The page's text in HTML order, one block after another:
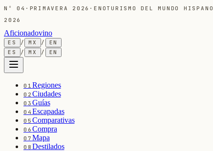
Nº04 · PRIMAVERA 2026 · ENOTURISMO DEL MUNDO HISPANO
2026
Aficionadovino
ES / MX /
EN
ES
/ MX / EN
01 Regiones
02 Ciudades
03 Guías
04 Escapadas
05 Comparativas
06 Compra
07 Mapa
08 Destilados